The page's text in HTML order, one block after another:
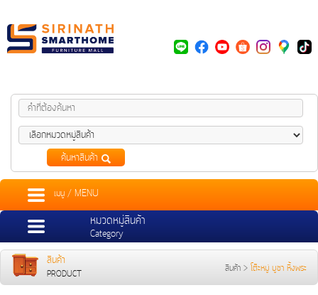
ค้นหาสินค้า
หมวดหมู่สินค้า
Category
เมนู / MENU
สินค้า
PRODUCT สินค้า > โต๊ะหมู่ บูชา หิ้งพระ